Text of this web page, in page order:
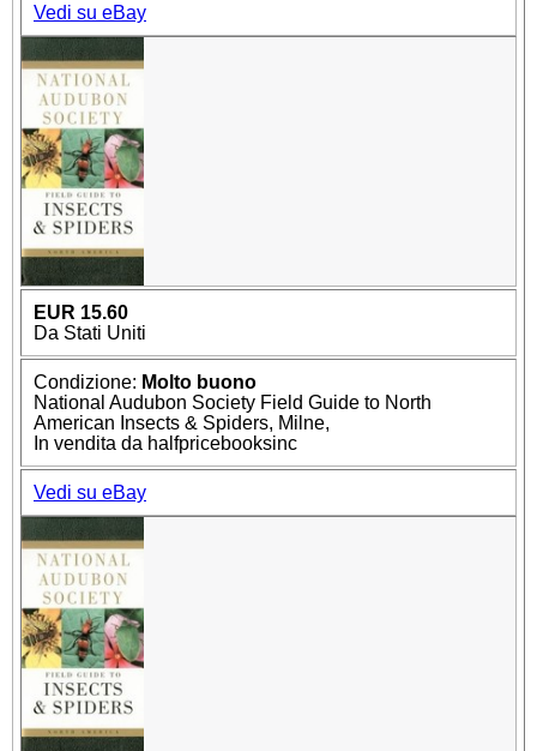
Vedi su eBay
EUR 15.60
Da Stati Uniti
Condizione: Molto buono
National Audubon Society Field Guide to North
American Insects & Spiders, Milne,
In vendita da halfpricebooksinc
Vedi su eBay